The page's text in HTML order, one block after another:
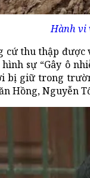
Hành vi
cứ thu thập được
sự “Gây ô
bị giữ trong
Hồng, Nguyễn